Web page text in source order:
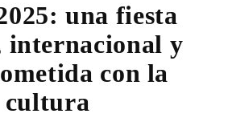
una fiesta
internacional y
con la
cultura